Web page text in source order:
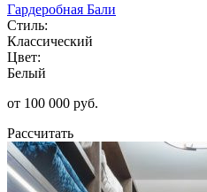
Гардеробная Бали
Стиль:
Классический
Цвет:
Белый
от 100 000 руб.
Рассчитать